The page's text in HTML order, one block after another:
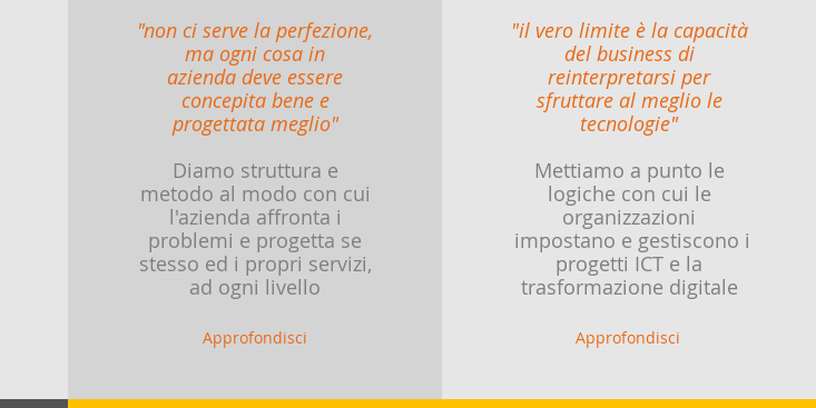
"non ci serve la perfezione,
ma ogni cosa in
azienda deve essere
concepita bene e
progettata meglio"
Diamo struttura e
metodo al modo con cui
l'azienda affronta i
problemi e progetta se
stesso ed i propri servizi,
ad ogni livello
Approfondisci
"il vero limite è la capacità
del business di
reinterpretarsi per
sfruttare al meglio le
tecnologie"
Mettiamo a punto le
logiche con cui le
organizzazioni
impostano e gestiscono i
progetti ICT e la
trasformazione digitale
Approfondisci